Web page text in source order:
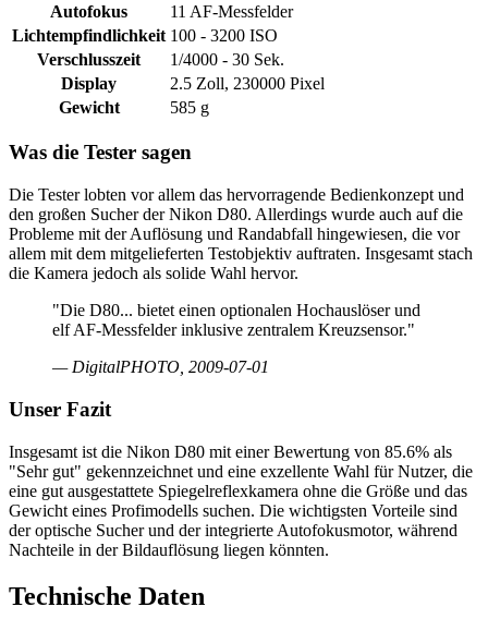
Autofokus
11 AF-Messfelder
Lichtempfindlichkeit 100 - 3200 ISO
Verschlusszeit
1/4000 - 30 Sek.
Display
2.5 Zoll, 230000 Pixel
Gewicht
585 g
Was die Tester sagen
Die Tester lobten vor allem das hervorragende Bedienkonzept und
den großen Sucher der Nikon D80. Allerdings wurde auch auf die
Probleme mit der Auflösung und Randabfall hingewiesen, die vor
allem mit dem mitgelieferten Testobjektiv auftraten. Insgesamt stach
die Kamera jedoch als solide Wahl hervor.
"Die D80... bietet einen optionalen Hochauslöser und
elf AF-Messfelder inklusive zentralem Kreuzsensor."
— DigitalPHOTO, 2009-07-01
Unser Fazit
Insgesamt ist die Nikon D80 mit einer Bewertung von 85.6% als
"Sehr gut" gekennzeichnet und eine exzellente Wahl für Nutzer, die
eine gut ausgestattete Spiegelreflexkamera ohne die Größe und das
Gewicht eines Profimodells suchen. Die wichtigsten Vorteile sind
der optische Sucher und der integrierte Autofokusmotor, während
Nachteile in der Bildauflösung liegen könnten.
Technische Daten